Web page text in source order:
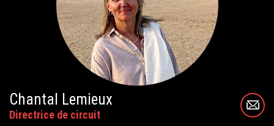
Chantal Lemieux
Directrice de circuit